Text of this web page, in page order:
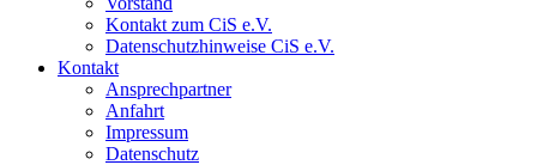
Kontakt zum CiS e.V.
Datenschutzhinweise CiS e.V.
Kontakt
Ansprechpartner
Anfahrt
Impressum
Datenschutz